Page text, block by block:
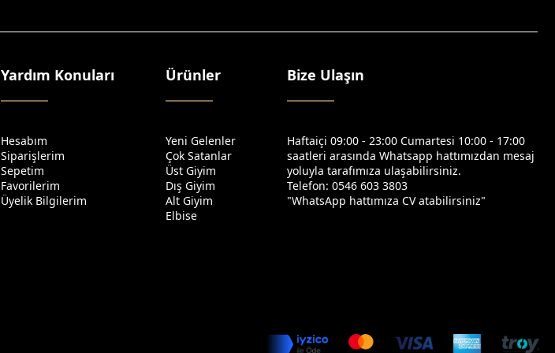
Yardım Konuları
Hesabım
Siparişlerim
Sepetim
Favorilerim
Üyelik Bilgilerim
Ürünler
Yeni Gelenler
Çok Satanlar
Üst Giyim
Dış Giyim
Alt Giyim
Elbise
Bize Ulaşın
Haftaiçi 09:00 - 23:00 Cumartesi 10:00 - 17:00
saatleri arasında Whatsapp hattımızdan mesaj
yoluyla tarafımıza ulaşabilirsiniz.
Telefon: 0546 603 3803
"WhatsApp hattımıza CV atabilirsiniz"